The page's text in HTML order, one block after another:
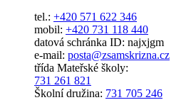
tel.: +420 571 622 346
mobil: +420 731 118 440
datová schránka ID: najxjgm
e-mail: posta@zsamskrizna.cz
třída Mateřské školy:
731 261 821
Školní družina: 731 705 246